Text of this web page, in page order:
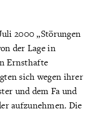
2000 „Störungen
der Lage in
Ernsthafte
sich wegen ihrer
und dem Fa und
aufzunehmen. Die